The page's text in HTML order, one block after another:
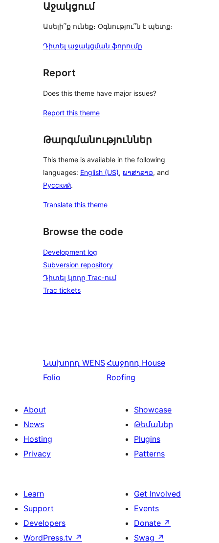
Աջակցում
Ասելի՞ք ունեք։ Օգնությու՞ն է պետք։
Դիտել աջակցման ֆորումը
Report
Does this theme have major issues?
Report this theme
Թարգմանություններ
This theme is available in the following
languages: English (US), ພາສາລາວ, and
Русский.
Translate this theme
Browse the code
Development log
Subversion repository
Դիտել կոդը Trac-ում
Trac tickets
Նախորդ WENS
Folio
Հաջորդ House
Roofing
About
News
Hosting
Privacy
Showcase
Թեմաներ
Plugins
Patterns
Learn
Support
Developers
WordPress.tv ↗
Get Involved
Events
Donate ↗
Swag ↗